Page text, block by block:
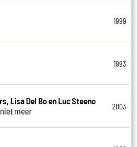
1999
1993
Lisa Del Bo en Luc Steeno
meer
2003